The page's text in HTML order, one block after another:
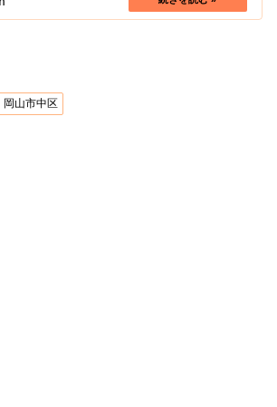
岡山市中区